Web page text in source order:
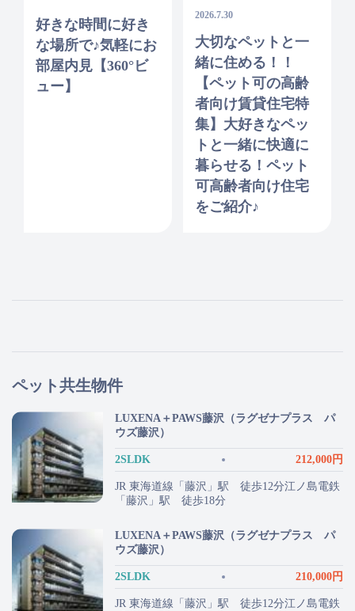
好きな時間に好き
な場所で♪気軽にお
部屋内見【360°ビ
ュー】
2026.7.30
大切なペットと一
緒に住める！！
【ペット可の高齢
者向け賃貸住宅特
集】大好きなペッ
トと一緒に快適に
暮らせる！ペット
可高齢者向け住宅
をご紹介♪
ペット共生物件
LUXENA＋PAWS藤沢（ラグゼナプラス パ
ウズ藤沢）
2SLDK 212,000円
JR 東海道線「藤沢」駅 徒歩12分江ノ島電鉄
「藤沢」駅 徒歩18分
LUXENA＋PAWS藤沢（ラグゼナプラス パ
ウズ藤沢）
2SLDK 210,000円
JR 東海道線「藤沢」駅 徒歩12分江ノ島電鉄